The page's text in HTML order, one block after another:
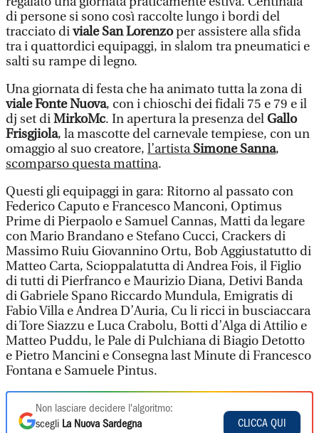
di persone si sono così raccolte lungo i bordi del
tracciato diviale San Lorenzoper assistere alla sfida
tra i quattordici equipaggi, in slalom tra pneumatici e
salti su rampe di legno.
Una giornata di festa che ha animato tutta la zona di
viale Fonte Nuova, con i chioschi dei fidali 75 e 79 e il
dj set diMirkoMc. In apertura la presenza delGallo
Frisgjiola, la mascotte del carnevale tempiese, con un
omaggio al suo creatore, l’artistaSimone Sanna,
scomparso questa mattina.
Questi gli equipaggi in gara: Ritorno al passato con
Federico Caputo e Francesco Manconi, Optimus
Prime di Pierpaolo e Samuel Cannas, Matti da legare
con Mario Brandano e Stefano Cucci, Crackers di
Massimo Ruiu Giovannino Ortu, Bob Aggiustatutto di
Matteo Carta, Scioppalatutta di Andrea Fois, il Figlio
di tutti di Pierfranco e Maurizio Diana, Detivi Banda
di Gabriele Spano Riccardo Mundula, Emigratis di
Fabio Villa e Andrea D’Auria, Cu li ricci in busciaccara
di Tore Siazzu e Luca Crabolu, Botti d’Alga di Attilio e
Matteo Puddu, le Pale di Pulchiana di Biagio Detotto
e Pietro Mancini e Consegna last Minute di Francesco
Fontana e Samuele Pintus.
Non lasciare decidere l'algoritmo:
scegli La Nuova Sardegna
CLICCA QUI